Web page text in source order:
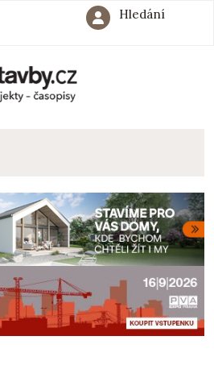
Hledání